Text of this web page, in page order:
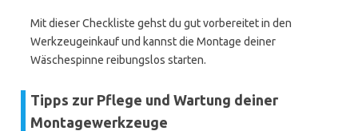
Mit dieser Checkliste gehst du gut vorbereitet in den
Werkzeugeinkauf und kannst die Montage deiner
Wäschespinne reibungslos starten.
Tipps zur Pflege und Wartung deiner
Montagewerkzeuge